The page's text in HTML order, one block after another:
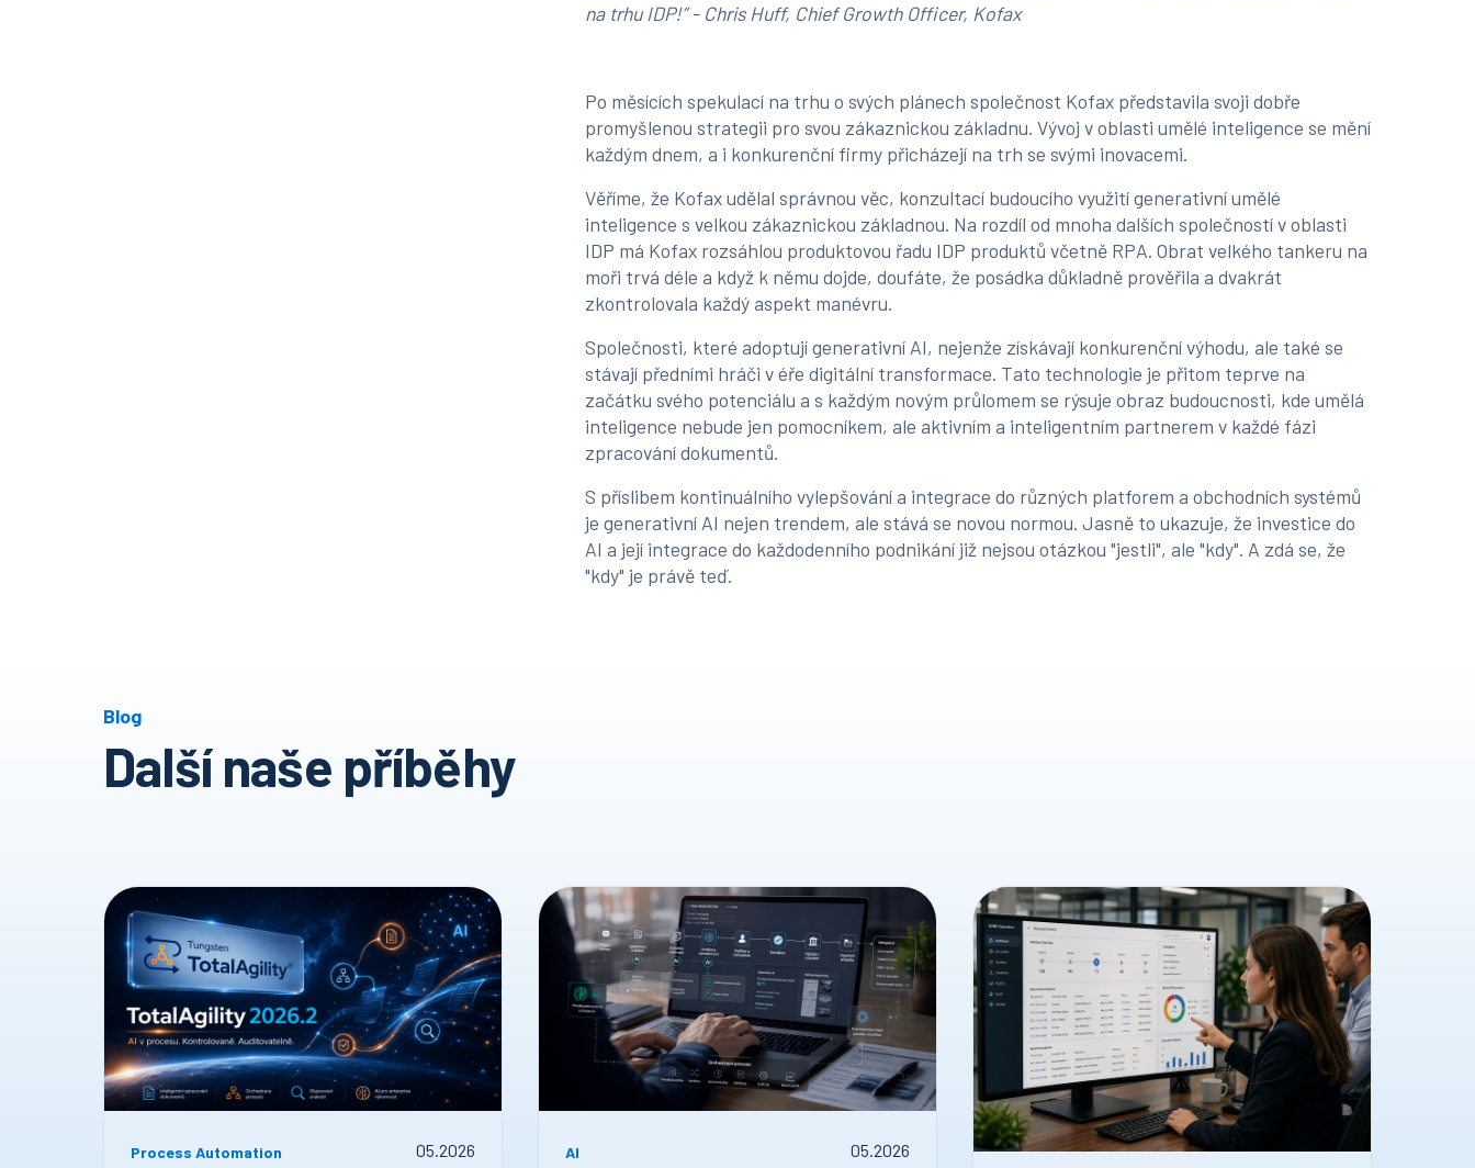
na trhu IDP!” - Chris Huff, Chief Growth Officer, Kofax
Po měsících spekulací na trhu o svých plánech společnost Kofax představila svoji dobře
promyšlenou strategii pro svou zákaznickou základnu. Vývoj v oblasti umělé inteligence se mění
každým dnem, a i konkurenční firmy přicházejí na trh se svými inovacemi.
Věříme, že Kofax udělal správnou věc, konzultací budoucího využití generativní umělé
inteligence s velkou zákaznickou základnou. Na rozdíl od mnoha dalších společností v oblasti
IDP má Kofax rozsáhlou produktovou řadu IDP produktů včetně RPA. Obrat velkého tankeru na
moři trvá déle a když k němu dojde, doufáte, že posádka důkladně prověřila a dvakrát
zkontrolovala každý aspekt manévru.
Společnosti, které adoptují generativní AI, nejenže získávají konkurenční výhodu, ale také se
stávají předními hráči v éře digitální transformace. Tato technologie je přitom teprve na
začátku svého potenciálu a s každým novým průlomem se rýsuje obraz budoucnosti, kde umělá
inteligence nebude jen pomocníkem, ale aktivním a inteligentním partnerem v každé fázi
zpracování dokumentů.
S příslibem kontinuálního vylepšování a integrace do různých platforem a obchodních systémů
je generativní AI nejen trendem, ale stává se novou normou. Jasně to ukazuje, že investice do
AI a její integrace do každodenního podnikání již nejsou otázkou "jestli", ale "kdy". A zdá se, že
"kdy" je právě teď.
Blog
Další naše příběhy
Process Automation 05 .2026 AI 05 2026